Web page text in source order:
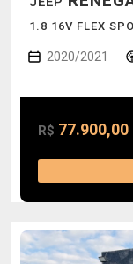
1.8 16V FLEX
2020/2021
R$ 77.900,00